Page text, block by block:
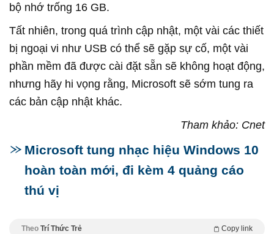
bộ nhớ trống 16 GB.
Tất nhiên, trong quá trình cập nhật, một vài các thiết
bị ngoại vi như USB có thể sẽ gặp sự cố, một vài
phần mềm đã được cài đặt sẵn sẽ không hoạt động,
nhưng hãy hi vọng rằng, Microsoft sẽ sớm tung ra
các bản cập nhật khác.
Tham khảo: Cnet
Microsoft tung nhạc hiệu Windows 10
hoàn toàn mới, đi kèm 4 quảng cáo
thú vị
Theo Trí Thức Trẻ Copy link